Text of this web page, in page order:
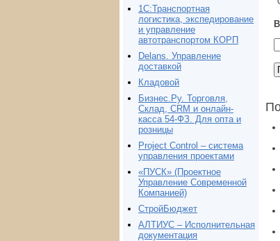
1С:Транспортная
логистика, экспедирование
и управление
автотранспортом КОРП
Delans. Управление
доставкой
Кладовой
Бизнес.Ру. Торговля,
Склад, CRM и онлайн-
касса 54-ФЗ. Для опта и
розницы
Project Сontrol – система
управления проектами
«ПУСК» (Проектное
Управление Современной
Компанией)
СтройБюджет
АЛТИУС – Исполнительная
документация